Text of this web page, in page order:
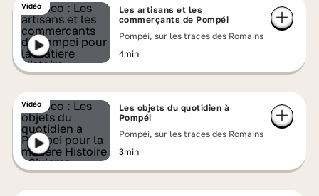
Vidéo
Les artisans et les
commerçants de Pompéi
Pompéi, sur les traces des Romains
4min
Vidéo
Les objets du quotidien à
Pompéi
Pompéi, sur les traces des Romains
3min